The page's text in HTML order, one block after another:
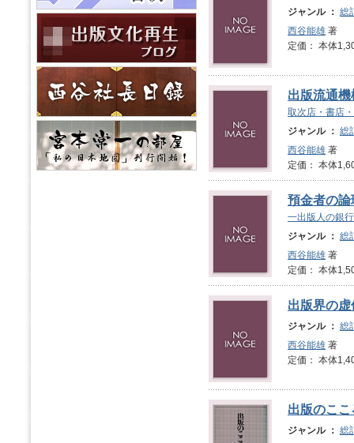
ジャンル ： 総
西谷能雄 著
定価： 本体
出版流通機
取次店・書店
ジャンル ： 総
西谷能雄 著
定価： 本体
預金者の論
一出版人の銀
ジャンル ： 総
西谷能雄 著
定価： 本体
出版界の
ジャンル ： 総
西谷能雄 著
定価： 本体
出版のここ
ジャンル ： 総